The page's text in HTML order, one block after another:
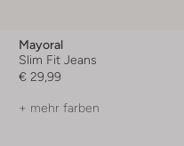
Mayoral
Slim Fit Jeans
€ 29,99
+ mehr farben